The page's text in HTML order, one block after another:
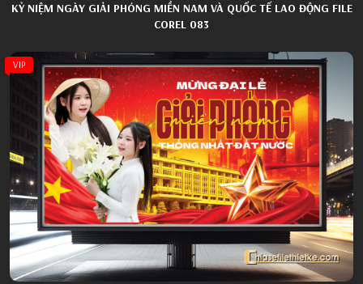
KỶ NIỆM NGÀY GIẢI PHÓNG MIỀN NAM VÀ QUỐC TẾ LAO ĐỘNG FILE
COREL 083
VIP